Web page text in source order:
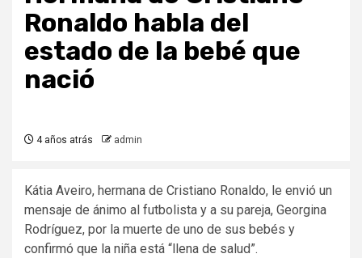
Ronaldo habla del
estado de la bebé que
nació
4 años atrás admin
Kátia Aveiro, hermana de Cristiano Ronaldo, le envió un
mensaje de ánimo al futbolista y a su pareja, Georgina
Rodríguez, por la muerte de uno de sus bebés y
confirmó que la niña está “llena de salud”.